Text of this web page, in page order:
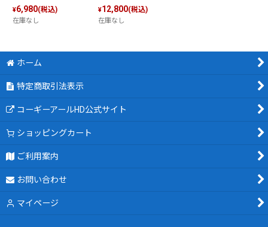
¥6,980(税込)
在庫なし
¥12,800(税込)
在庫なし
ホーム
特定商取引法表示
コーギーアールHD公式サイト
ショッピングカート
ご利用案内
お問い合わせ
マイページ